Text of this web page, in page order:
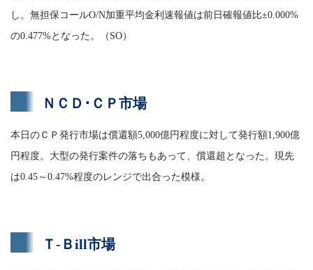
し。無担保コールO/N加重平均金利速報値は前日確報値比±0.000%
の0.477%となった。（SO）
ＮＣＤ･ＣＰ市場
本日のＣＰ発行市場は償還額5,000億円程度に対して発行額1,900億
円程度。大型の発行案件の落ちもあって、償還超となった。現先
は0.45～0.47%程度のレンジで出合った模様。
Ｔ-Ｂill市場